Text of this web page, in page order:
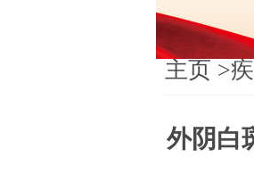
主页 >
外阴白